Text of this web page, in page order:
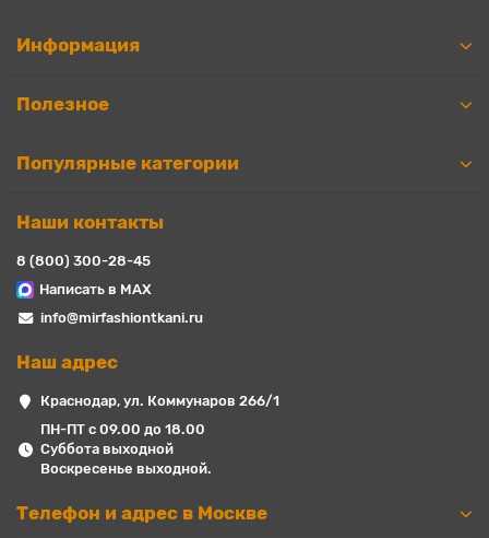
Информация
Полезное
Популярные категории
Наши контакты
8 (800) 300-28-45
Написать в MAX
info@mirfashiontkani.ru
Наш адрес
Краснодар, ул. Коммунаров 266/1
ПН-ПТ с 09.00 до 18.00
Суббота выходной
Воскресенье выходной.
Телефон и адрес в Москве